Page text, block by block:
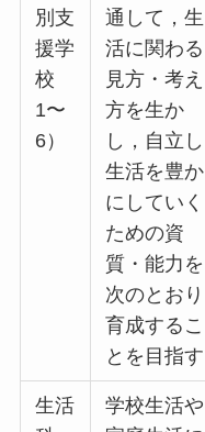
別支
援学
校
1〜
6）
通して，生
活に関わる
見方・考え
方を生か
し，自立し
生活を豊か
にしていく
ための資
質・能力を
次のとおり
育成するこ
とを目指す
生活
学校生活や